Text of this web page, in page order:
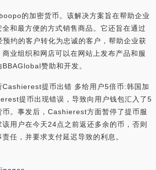
的加密货币。该解决方案旨在帮助企业
全和最方便的方式销售商品。它还旨在通过
约的客户转化为忠诚的客户，帮助企业获
业组织和网店可以在网站上发布产品和服
赞助和开发。
Cashierest提币出错 多给用户5倍币:韩国加
提币出现错误，导致向用户钱包汇入了5
币。事发后，Cashierest方面暂停了提币服
用户在今天24点之前返还多余的币，否则
任，并要求支付延迟导致的利息。